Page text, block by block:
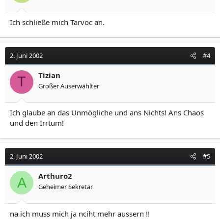
Ich schließe mich Tarvoc an.
2. Juni 2002 #4
T Tizian
Großer Auserwählter
Ich glaube an das Unmögliche und ans Nichts! Ans Chaos
und den Irrtum!
2. Juni 2002 #5
A Arthuro2
Geheimer Sekretär
na ich muss mich ja nciht mehr aussern !!